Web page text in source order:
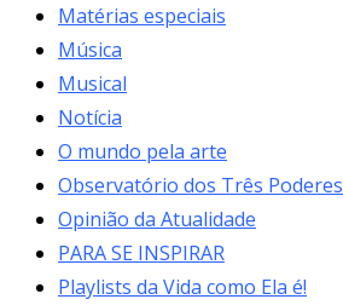
Matérias especiais
Música
Musical
Notícia
O mundo pela arte
Observatório dos Três Poderes
Opinião da Atualidade
PARA SE INSPIRAR
Playlists da Vida como Ela é!